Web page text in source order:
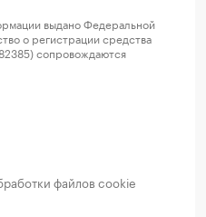
выдано Федеральной
о регистрации средства
сопровождаются
файлов cookie